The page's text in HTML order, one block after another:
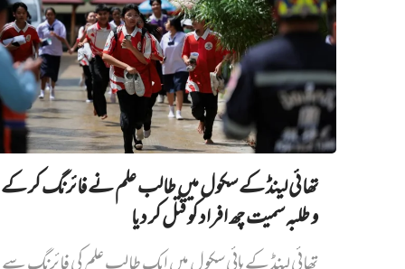
تھائی لینڈ کے سکول میں طالب علم نے فائرنگ کر
و طلبہ سمیت چھ افراد کو قتل کر دیا